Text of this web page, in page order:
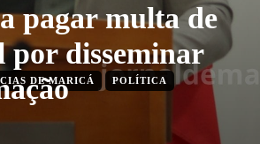
pagar multa de
por disseminar
DE MARICÁ POLÍTICA